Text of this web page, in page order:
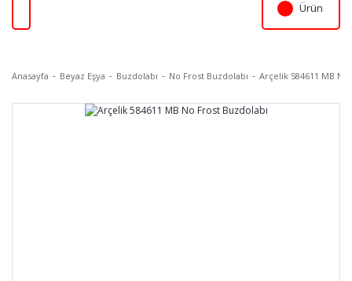
Ürün
Anasayfa Beyaz Eşya Buzdolabı No Frost Buzdolabı Arçelik 584611 MB No